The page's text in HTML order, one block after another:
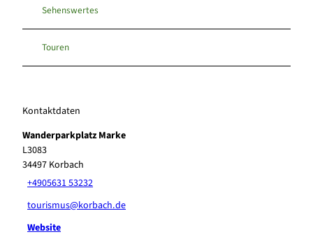
Sehenswertes
Touren
Kontaktdaten
Wanderparkplatz Marke
L3083
34497 Korbach
+4905631 53232
tourismus@korbach.de
Website